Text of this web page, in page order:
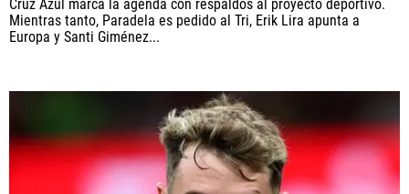
Cruz Azul marca la agenda con respaldos al proyecto deportivo.
Mientras tanto, Paradela es pedido al Tri, Erik Lira apunta a
Europa y Santi Giménez...